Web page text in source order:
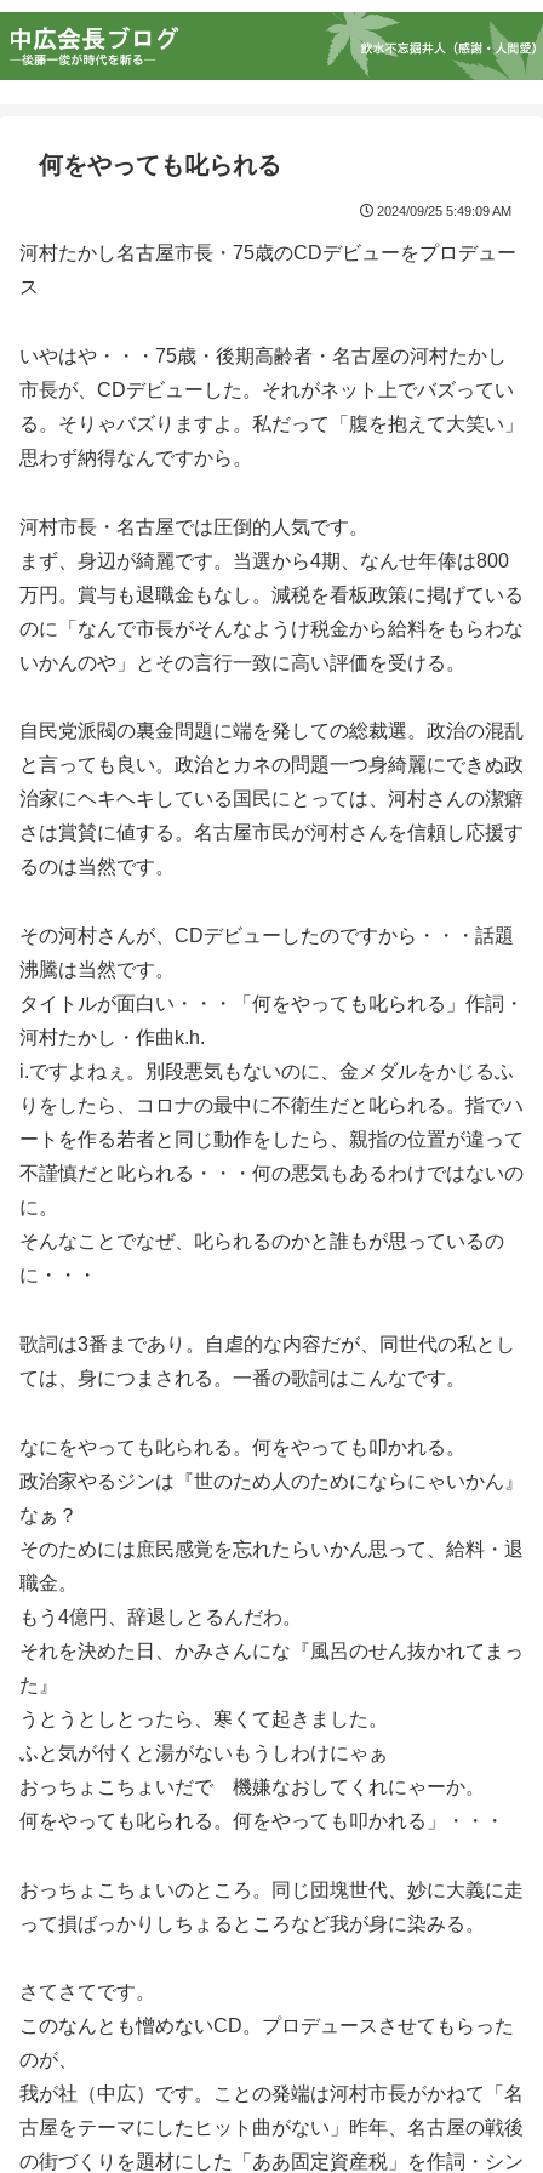
何をやっても叱られる
2024/09/25 5:49:09 AM
河村たかし名古屋市長・75歳のCDデビューをプロデュー
ス
いやはや・・・75歳・後期高齢者・名古屋の河村たかし
市長が、CDデビューした。それがネット上でバズってい
る。そりゃバズりますよ。私だって「腹を抱えて大笑い」
思わず納得なんですから。
河村市長・名古屋では圧倒的人気です。
まず、身辺が綺麗です。当選から4期、なんせ年俸は800
万円。賞与も退職金もなし。減税を看板政策に掲げている
のに「なんで市長がそんなようけ税金から給料をもらわな
いかんのや」とその言行一致に高い評価を受ける。
自民党派閥の裏金問題に端を発しての総裁選。政治の混乱
と言っても良い。政治とカネの問題一つ身綺麗にできぬ政
治家にヘキヘキしている国民にとっては、河村さんの潔癖
さは賞賛に値する。名古屋市民が河村さんを信頼し応援す
るのは当然です。
その河村さんが、CDデビューしたのですから・・・話題
沸騰は当然です。
タイトルが面白い・・・「何をやっても叱られる」作詞・
河村たかし・作曲k.h.
i.ですよねぇ。別段悪気もないのに、金メダルをかじるふ
りをしたら、コロナの最中に不衛生だと叱られる。指でハ
ートを作る若者と同じ動作をしたら、親指の位置が違って
不謹慎だと叱られる・・・何の悪気もあるわけではないの
に。
そんなことでなぜ、叱られるのかと誰もが思っているの
に・・・
歌詞は3番まであり。自虐的な内容だが、同世代の私とし
ては、身につまされる。一番の歌詞はこんなです。
なにをやっても叱られる。何をやっても叩かれる。
政治家やるジンは『世のため人のためにならにゃいかん』
なぁ？
そのためには庶民感覚を忘れたらいかん思って、給料・退
職金。
もう4億円、辞退しとるんだわ。
それを決めた日、かみさんにな『風呂のせん抜かれてまっ
た』
うとうとしとったら、寒くて起きました。
ふと気が付くと湯がないもうしわけにゃぁ
おっちょこちょいだで 機嫌なおしてくれにゃーか。
何をやっても叱られる。何をやっても叩かれる」・・・
おっちょこちょいのところ。同じ団塊世代、妙に大義に走
って損ばっかりしちょるところなど我が身に染みる。
さてさてです。
このなんとも憎めないCD。プロデュースさせてもらった
のが、
我が社（中広）です。ことの発端は河村市長がかねて「名
古屋をテーマにしたヒット曲がない」昨年、名古屋の戦後
の街づくりを題材にした「ああ固定資産税」を作詞・シン